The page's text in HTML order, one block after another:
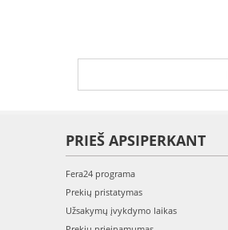
PRIEŠ APSIPERKANT
Fera24 programa
Prekių pristatymas
Užsakymų įvykdymo laikas